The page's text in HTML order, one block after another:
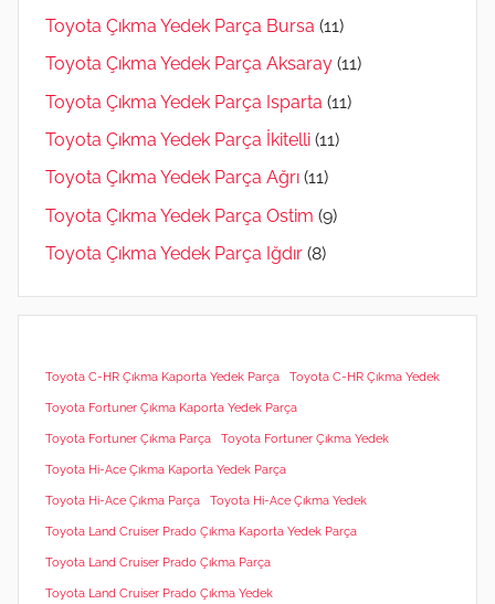
Toyota Çıkma Yedek Parça Bursa (11)
Toyota Çıkma Yedek Parça Aksaray (11)
Toyota Çıkma Yedek Parça Isparta (11)
Toyota Çıkma Yedek Parça İkitelli (11)
Toyota Çıkma Yedek Parça Ağrı (11)
Toyota Çıkma Yedek Parça Ostim (9)
Toyota Çıkma Yedek Parça Iğdır (8)
Toyota C-HR Çıkma Kaporta Yedek Parça Toyota C-HR Çıkma Yedek
Toyota Fortuner Çıkma Kaporta Yedek Parça
Toyota Fortuner Çıkma Parça Toyota Fortuner Çıkma Yedek
Toyota Hi-Ace Çıkma Kaporta Yedek Parça
Toyota Hi-Ace Çıkma Parça Toyota Hi-Ace Çıkma Yedek
Toyota Land Cruiser Prado Çıkma Kaporta Yedek Parça
Toyota Land Cruiser Prado Çıkma Parça
Toyota Land Cruiser Prado Çıkma Yedek